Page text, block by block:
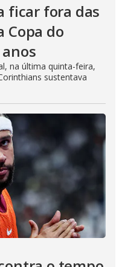
ficar fora das
Copa do
na última quinta-feira,
sustentava